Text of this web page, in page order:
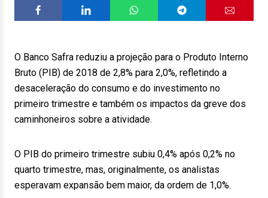
O Banco Safra reduziu a projeção para o Produto Interno
Bruto (PIB) de 2018 de 2,8% para 2,0%, refletindo a
desaceleração do consumo e do investimento no
primeiro trimestre e também os impactos da greve dos
caminhoneiros sobre a atividade.
O PIB do primeiro trimestre subiu 0,4% após 0,2% no
quarto trimestre, mas, originalmente, os analistas
esperavam expansão bem maior, da ordem de 1,0%.